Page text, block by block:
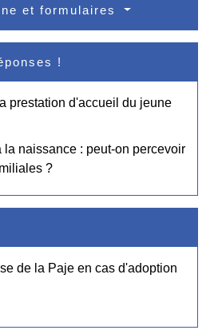
et formulaires
!
prestation d'accueil du jeune
la naissance : peut-on percevoir
?
de la Paje en cas d'adoption